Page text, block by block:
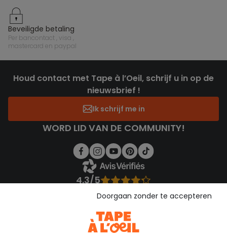
beveiligde betaling
per bancontact , visa ,
mastercard en paypal
Houd contact met Tape à l’Oeil, schrijf u in op de
nieuwsbrief !
Ik schrijf me in
WORD LID VAN DE COMMUNITY!
4.3/5
Bekijk de vertrouwensverklaring
Download onze applicatie
Doorgaan zonder te accepteren